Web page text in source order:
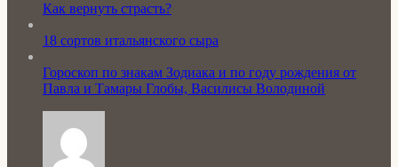
Как вернуть страсть?
18 сортов итальянского сыра
Гороскоп по знакам Зодиака и по году рождения от
Павла и Тамары Глобы, Василисы Володиной